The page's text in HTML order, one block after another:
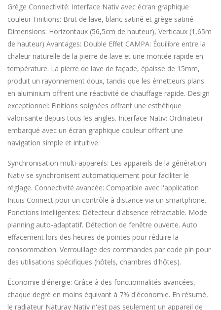
Grège Connectivité: Interface Nativ avec écran graphique
couleur Finitions: Brut de lave, blanc satiné et grège satiné
Dimensions: Horizontaux (56,5cm de hauteur), Verticaux (1,65m
de hauteur) Avantages: Double Effet CAMPA: Équilibre entre la
chaleur naturelle de la pierre de lave et une montée rapide en
température. La pierre de lave de façade, épaisse de 15mm,
produit un rayonnement doux, tandis que les émetteurs plans
en aluminium offrent une réactivité de chauffage rapide. Design
exceptionnel: Finitions soignées offrant une esthétique
valorisante depuis tous les angles. Interface Nativ: Ordinateur
embarqué avec un écran graphique couleur offrant une
navigation simple et intuitive.
Synchronisation multi-appareils: Les appareils de la génération
Nativ se synchronisent automatiquement pour faciliter le
réglage. Connectivité avancée: Compatible avec l'application
Intuis Connect pour un contrôle à distance via un smartphone.
Fonctions intelligentes: Détecteur d'absence rétractable. Mode
planning auto-adaptatif. Détection de fenêtre ouverte. Auto
effacement lors des heures de pointes pour réduire la
consommation. Verrouillage des commandes par code pin pour
des utilisations spécifiques (hôtels, chambres d'hôtes).
Économie d'énergie: Grâce à des fonctionnalités avancées,
chaque degré en moins équivant à 7% d'économie. En résumé,
le radiateur Naturay Nativ n'est pas seulement un appareil de